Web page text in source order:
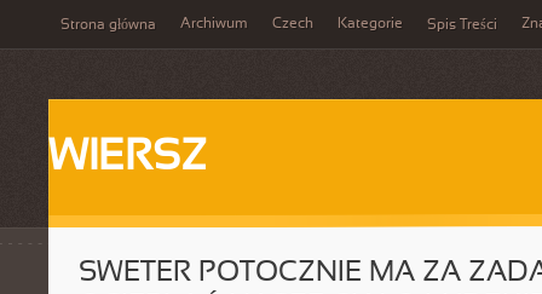
Strona główna Archiwum Czech Kategorie Spis Treści
WIERSZ
SWETER POTOCZNIE MA ZA